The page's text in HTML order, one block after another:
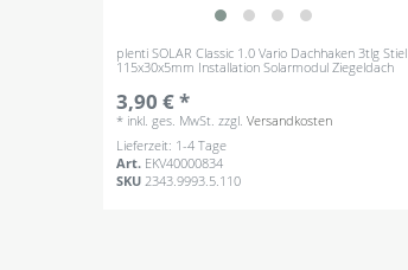
plenti SOLAR Classic 1.0 Vario Dachhaken 3tlg Stiel
115x30x5mm Installation Solarmodul Ziegeldach
3,90 € *
* inkl. ges. MwSt. zzgl.Versandkosten
Lieferzeit: 1-4 Tage
Art. EKV40000834
SKU2343.9993.5.110